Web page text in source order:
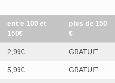
entre 100 et
150€
plus de 150
€
2,99€ GRATUIT
5,99€ GRATUIT